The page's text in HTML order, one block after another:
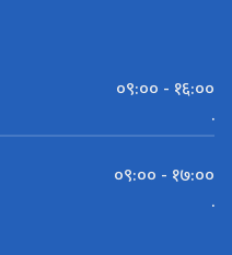
०९:०० - १६:००
.
०९:०० - १७:००
.